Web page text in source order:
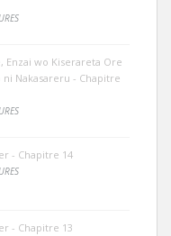
Enzai wo Kiserareta Ore
Nakasareru - Chapitre
- Chapitre 14
- Chapitre 13